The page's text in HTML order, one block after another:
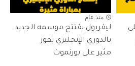
منذ عام
ليفربول يفتتح موسمه الجديد
بالدوري الإنجليزي بفوز
مثير على بورنموث